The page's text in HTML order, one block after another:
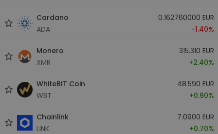
Cardano
ADA
0.162760000 EUR
-1.40%
Monero
XMR
315.310 EUR
+2.40%
WhiteBIT Coin
WBT
48.590 EUR
+0.90%
Chainlink
LINK
7.0900 EUR
+0.70%